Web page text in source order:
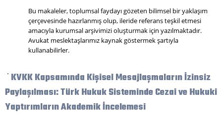
Bu makaleler, toplumsal faydayı gözeten bilimsel bir yaklaşım
çerçevesinde hazırlanmış olup, ileride referans teşkil etmesi
amacıyla kurumsal arşivimizi oluşturmak için yazılmaktadır.
Avukat meslektaşlarımız kaynak göstermek şartıyla
kullanabilirler.
KVKK Kapsamında Kişisel Mesajlaşmaların İzinsiz
Paylaşılması: Türk Hukuk Sisteminde Cezai ve Hukuki
Yaptırımların Akademik İncelemesi